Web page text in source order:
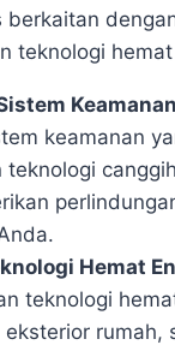
berkaitan
teknologi
keamanan
teknologi
Hemat
teknologi
eksterior rumah,